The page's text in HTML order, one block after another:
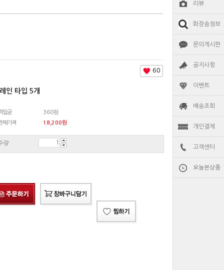
리뷰
화장솜정보
문의게시판
공지사항
이벤트
배송조회
개인결제
고객센터
오늘본상품
60
인 타입 5개
립금
360원
매가격
18,200원
량